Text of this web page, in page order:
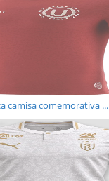
camisa comemorativa ...